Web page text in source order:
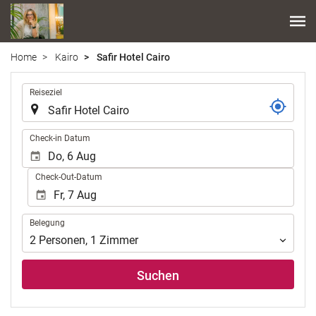
Home Kairo Safir Hotel Cairo
Reiseziel
Check-in Datum
Check-Out-Datum
Belegung
Belegung
2 Personen, 1 Zimmer
Suchen